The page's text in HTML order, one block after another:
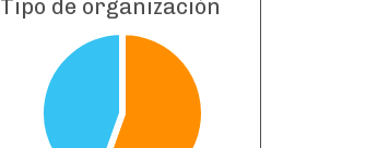
Tipo de organización